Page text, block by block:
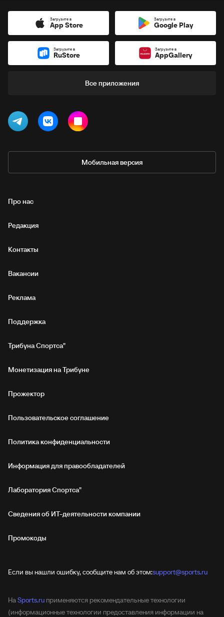
Загрузите в
App Store
Загрузите в
Google Play
Загрузите в
RuStore
Загрузите в
AppGallery
Все приложения
Мобильная версия
Про нас
Редакция
Контакты
Вакансии
Реклама
Поддержка
Трибуна Спортса"
Монетизация на Трибуне
Прожектор
Пользовательское соглашение
Политика конфиденциальности
Информация для правообладателей
Лаборатория Спортса"
Сведения об ИТ‑деятельности компании
Промокоды
Если вы нашли ошибку, сообщите нам об этом:support@sports.ru
НаSports.ru применяются рекомендательные технологии
(информационные технологии предоставления информации на